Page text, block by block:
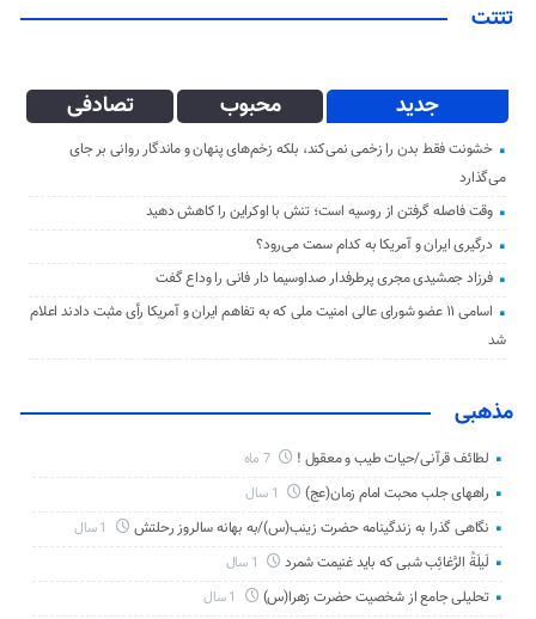
تتتت
جدید محبوب تصادفی
خشونت فقط بدن را زخمی نمی‌کند، بلکه زخم‌های پنهان و ماندگار روانی بر جای
می‌گذارد
وقت فاصله گرفتن از روسیه است؛ تنش با اوکراین را کاهش دهید
درگیری ایران و آمریکا به کدام سمت می‌رود؟
فرزاد جمشیدی مجری پرطرفدار صداوسیما دار فانی را وداع گفت
اسامی ۱۱ عضو شورای عالی امنیت ملی که به تفاهم ایران و آمریکا رأی مثبت دادند اعلام
شد
مذهبی
لطائف قرآنی/حیات طیب و معقول ! 7 ماه
راههای جلب محبت امام زمان(عج)
نگاهی گذرا به زندگینامه حضرت زینب(س)/به بهانه سالروز رحلتش
لَیلَةُ الرَّغائِب شبی که باید غنیمت شمرد
تحلیلی جامع از شخصیت حضرت زهرا(س)